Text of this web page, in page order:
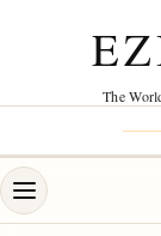
The
Open menu